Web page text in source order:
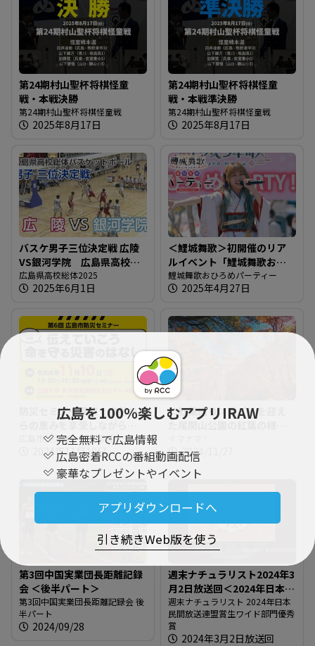
広島を100％楽しむアプリIRAW
完全無料で広島情報
広島密着RCCの番組動画配信
豪華なプレゼントやイベント
アプリダウンロードへ
引き続きWeb版を使う
第24期村山聖杯将棋怪童
戦・本戦決勝
第24期村山聖杯将棋怪童戦
2025年8月17日
第24期村山聖杯将棋怪童
戦・本戦準決勝
第24期村山聖杯将棋怪童戦
2025年8月17日
バスケ男子三位決定戦 広陵
VS銀河学院 広島県高校総
体2025
広島県高校総体2025
2025年6月1日
＜鯉城舞歌＞初開催のリア
ルイベント「鯉城舞歌おひ
ろめパーティー」＠楽曲や
レモンチダンスの披露も！
鯉城舞歌おひろめパーティー
2025年4月27日
防災セミナー講演｜自然か
らの恵みを享受しながら非
常時にも備えられるように
【広島市防災セミナー】
広島市防災セミナー 第6回
2024年11月10日
＜紅葉巡り＞見ごろを迎え
た尾関山公園の紅葉の様子
2024/11/27
第3回中国実業団長距離記録
会 ＜後半パート＞
第3回中国実業団長距離記録会 後
半パート
2024/09/28
週末ナチュラリスト2024年3
月2日放送回＜2024年日本民
間放送連盟賞生ワイド部門
優秀賞＞
週末ナチュラリスト 2024年日本
民間放送連盟賞生ワイド部門優秀
賞
2024年3月2日放送回